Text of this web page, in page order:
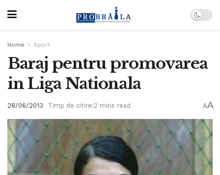
Home Sport
Baraj pentru promovarea
in Liga Nationala
28/06/2013 Timp de citire:2 mins read AA